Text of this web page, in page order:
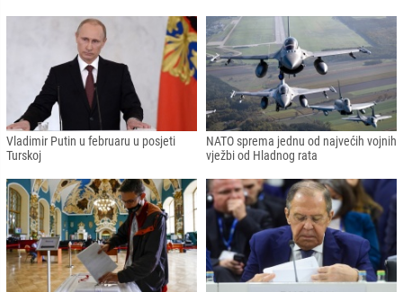
Vladimir Putin u februaru u posjeti
Turskoj
NATO sprema jednu od najvećih vojnih
vježbi od Hladnog rata